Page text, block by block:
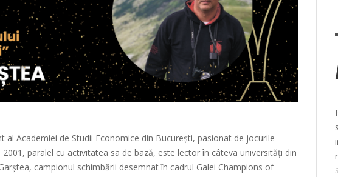
al Academiei de Studii Economice din București, pasionat de jocurile
paralel cu activitatea sa de bază, este lector în câteva universități din
campionul schimbării desemnat în cadrul Galei Champions of